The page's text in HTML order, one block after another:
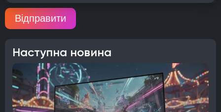
Відправити
Наступна новина